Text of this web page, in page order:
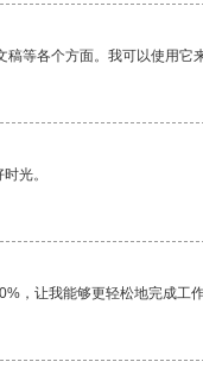
等各个方面。我可以使用它
光。
，让我能够更轻松地完成工作